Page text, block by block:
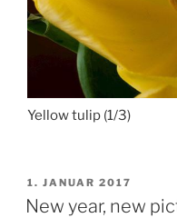
Yellow tulip (1/3)
VERÖFFENTLICHT
AM
1. JANUAR 2017
New year, new